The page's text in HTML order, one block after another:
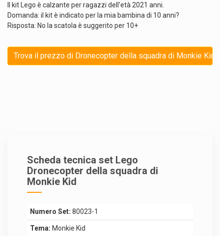
Il kit Lego è calzante per ragazzi dell'età 2021 anni.
Domanda: il kit è indicato per la mia bambina di 10 anni?
Risposta: No la scatola è suggerito per 10+
Trova il prezzo di Dronecopter della squadra di Monkie Kid
Scheda tecnica set Lego
Dronecopter della squadra di
Monkie Kid
Numero Set: 80023-1
Tema: Monkie Kid